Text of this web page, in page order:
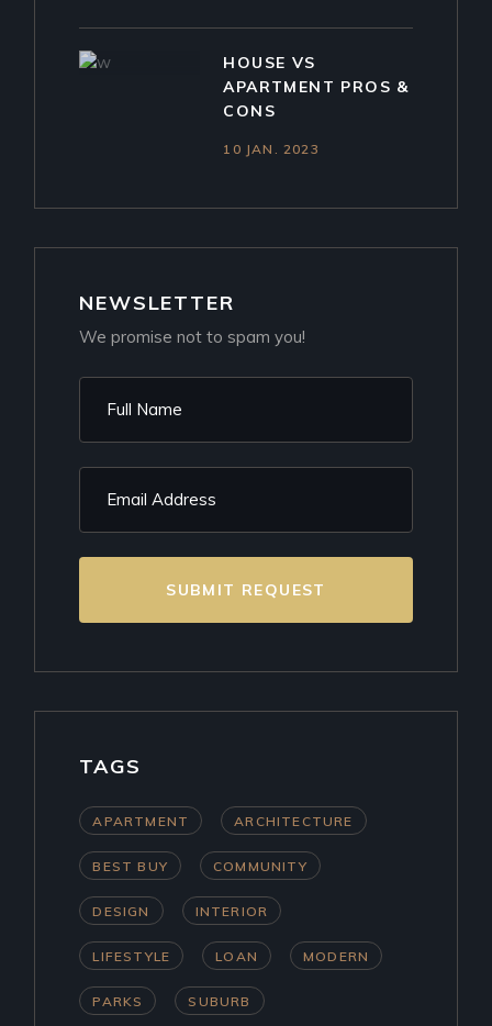
HOUSE VS
APARTMENT PROS &
CONS
10 JAN. 2023
NEWSLETTER
We promise not to spam you!
SUBMIT REQUEST
TAGS
APARTMENT ARCHITECTURE
BEST BUY COMMUNITY
DESIGN INTERIOR
LIFESTYLE LOAN MODERN
PARKS SUBURB